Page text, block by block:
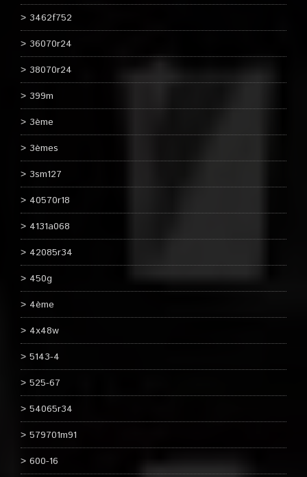
3462f752
36070r24
38070r24
399m
3ème
3èmes
3sm127
40570r18
4131a068
42085r34
450g
4ème
4x48w
5143-4
525-67
54065r34
579701m91
600-16